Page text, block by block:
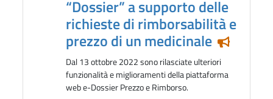
“Dossier” a supporto delle
richieste di rimborsabilità e
prezzo di un medicinale Notizia
Dal 13 ottobre 2022 sono rilasciate ulteriori
funzionalità e miglioramenti della piattaforma
web e-Dossier Prezzo e Rimborso.